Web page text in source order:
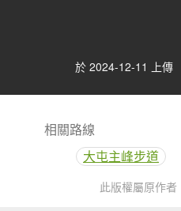
於 2024-12-11 上傳
相關路線
大屯主峰步道
此版權屬原作